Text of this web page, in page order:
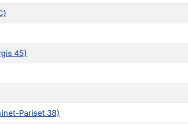
45)
Pariset 38)